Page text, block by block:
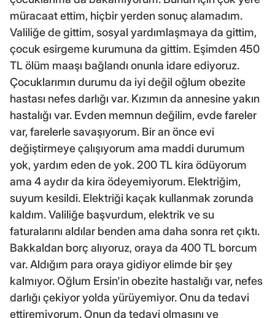
müracaat ettim, hiçbir yerden sonuç alamadım.
Valiliğe de gittim, sosyal yardımlaşmaya da gittim,
çocuk esirgeme kurumuna da gittim. Eşimden 450
TL ölüm maaşı bağlandı onunla idare ediyoruz.
Çocuklarımın durumu da iyi değil oğlum obezite
hastası nefes darlığı var. Kızımın da annesine yakın
hastalığı var. Evden memnun değilim, evde fareler
var, farelerle savaşıyorum. Bir an önce evi
değiştirmeye çalışıyorum ama maddi durumum
yok, yardım eden de yok. 200 TL kira ödüyorum
ama 4 aydır da kira ödeyemiyorum. Elektriğim,
suyum kesildi. Elektriği kaçak kullanmak zorunda
kaldım. Valiliğe başvurdum, elektrik ve su
faturalarını aldılar benden ama daha sonra ret çıktı.
Bakkaldan borç alıyoruz, oraya da 400 TL borcum
var. Aldığım para oraya gidiyor elimde bir şey
kalmıyor. Oğlum Ersin'in obezite hastalığı var, nefes
darlığı çekiyor yolda yürüyemiyor. Onu da tedavi
ettiremiyorum. Onun da tedavi olmasını ve